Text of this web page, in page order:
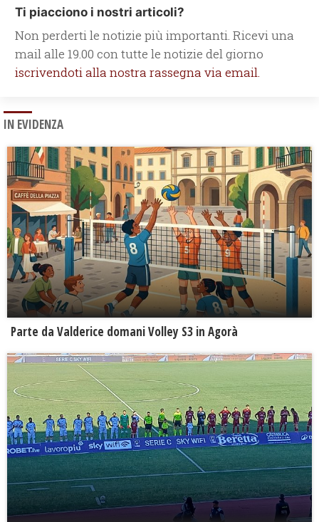
Ti piacciono i nostri articoli?
Non perderti le notizie più importanti. Ricevi una
mail alle 19.00 con tutte le notizie del giorno
iscrivendoti alla nostra rassegna via email.
IN EVIDENZA
Parte da Valderice domani Volley S3 in Agorà